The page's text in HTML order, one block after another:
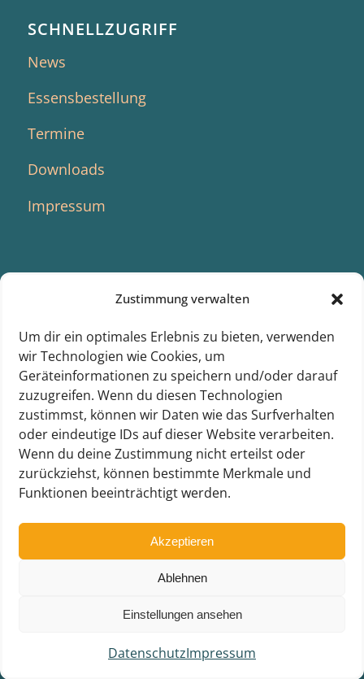
Zustimmung verwalten
Um dir ein optimales Erlebnis zu bieten, verwenden
wir Technologien wie Cookies, um
Geräteinformationen zu speichern und/oder darauf
zuzugreifen. Wenn du diesen Technologien
zustimmst, können wir Daten wie das Surfverhalten
oder eindeutige IDs auf dieser Website verarbeiten.
Wenn du deine Zustimmung nicht erteilst oder
zurückziehst, können bestimmte Merkmale und
Funktionen beeinträchtigt werden.
Akzeptieren
Ablehnen
Einstellungen ansehen
DatenschutzImpressum
SCHNELLZUGRIFF
News
Essensbestellung
Termine
Downloads
Impressum